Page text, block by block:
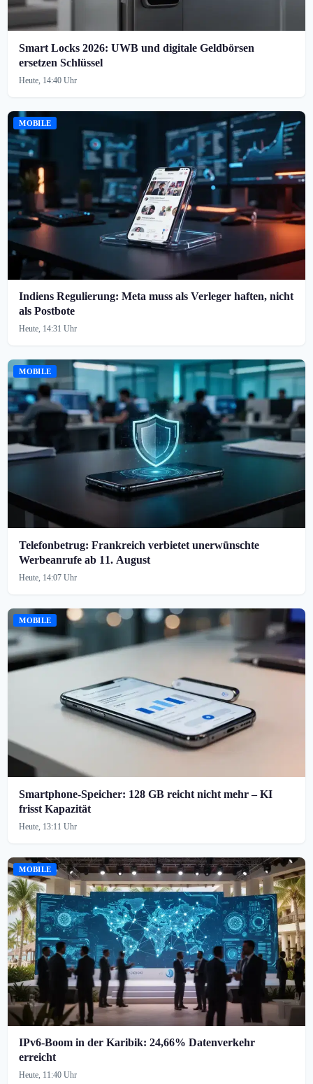
Smart Locks 2026: UWB und digitale Geldbörsen
ersetzen Schlüssel
Heute, 14:40 Uhr
MOBILE
Indiens Regulierung: Meta muss als Verleger haften, nicht
als Postbote
Heute, 14:31 Uhr
MOBILE
Telefonbetrug: Frankreich verbietet unerwünschte
Werbeanrufe ab 11. August
Heute, 14:07 Uhr
MOBILE
Smartphone-Speicher: 128 GB reicht nicht mehr – KI
frisst Kapazität
Heute, 13:11 Uhr
MOBILE
IPv6-Boom in der Karibik: 24,66% Datenverkehr
erreicht
Heute, 11:40 Uhr